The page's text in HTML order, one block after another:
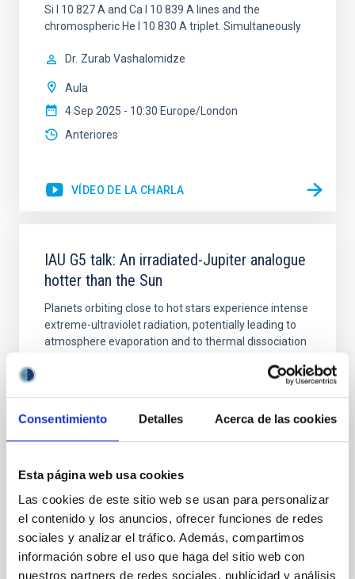
Consentimiento Detalles Acerca de las cookies
Esta página web usa cookies
Las cookies de este sitio web se usan para personalizar
el contenido y los anuncios, ofrecer funciones de redes
sociales y analizar el tráfico. Además, compartimos
información sobre el uso que haga del sitio web con
nuestros partners de redes sociales, publicidad y análisis
Si I 10 827 A and Ca I 10 839 A lines and the
chromospheric He I 10 830 A triplet. Simultaneously
Dr. Zurab Vashalomidze
Aula
4 Sep 2025 - 10:30 Europe/London
Anteriores
VÍDEO DE LA CHARLA
IAU G5 talk: An irradiated-Jupiter analogue
hotter than the Sun
Planets orbiting close to hot stars experience intense
extreme-ultraviolet radiation, potentially leading to
atmosphere evaporation and to thermal dissociation
mainly unexplored due to observational challenges.
Dr. Na'ama Hallakoun
Online
26 Sep 2023 - 17:00 Europe/London
Anteriores
VÍDEO DE LA CHARLA